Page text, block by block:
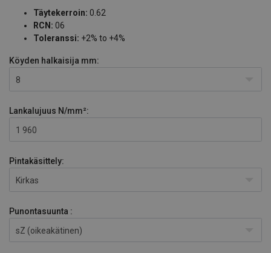
Täytekerroin: 0.62
RCN: 06
Toleranssi: +2% to +4%
Köyden halkaisija mm:
8
Lankalujuus N/mm²:
1 960
Pintakäsittely:
Kirkas
Punontasuunta :
sZ (oikeakätinen)